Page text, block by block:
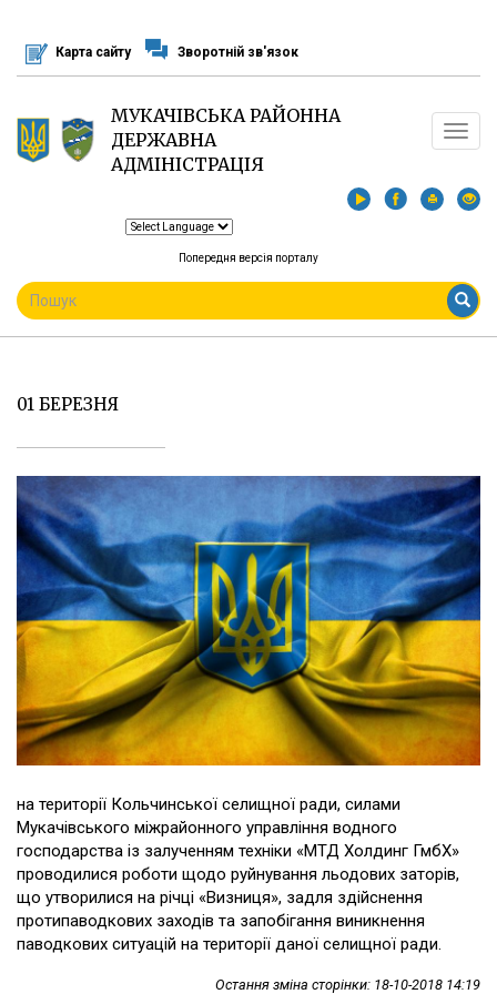
основного
матеріалу
Карта сайту Зворотній зв'язок
МУКАЧІВСЬКА РАЙОННА
ДЕРЖАВНА
АДМІНІСТРАЦІЯ
Toggle
Попередня версія порталу
ПОШУКОВА
ФОРМА
Пошук
01 БЕРЕЗНЯ
на території Кольчинської селищної ради, силами
Мукачівського міжрайонного управління водного
господарства із залученням техніки «МТД Холдинг ГмбХ»
проводилися роботи щодо руйнування льодових заторів,
що утворилися на річці «Визниця», задля здійснення
протипаводкових заходів та запобігання виникнення
паводкових ситуацій на території даної селищної ради.
Остання зміна сторінки: 18-10-2018 14:19